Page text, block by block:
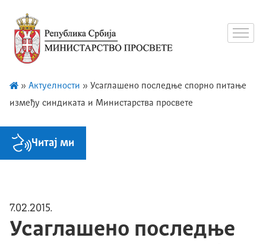
» Актуелности » Усаглашено последње спорно питање
између синдиката и Министарства просвете
Читај ми
7.02.2015.
Усаглашено последње